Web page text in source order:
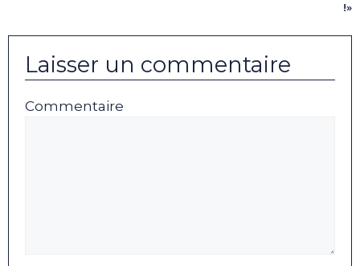
!»
Laisser un commentaire
Commentaire